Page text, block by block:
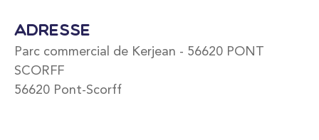
Adresse
Parc commercial de Kerjean - 56620 PONT
SCORFF
56620 Pont-Scorff